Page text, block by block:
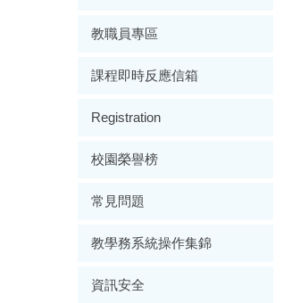
教職員專區
課程即時反應信箱
Registration
校園榮譽榜
常見問題
教學務系統操作集錦
資訊安全